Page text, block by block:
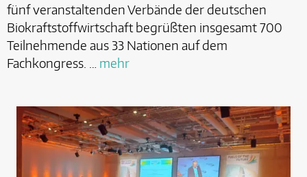
fünf veranstaltenden Verbände der deutschen
Biokraftstoffwirtschaft begrüßten insgesamt 700
Teilnehmende aus 33 Nationen auf dem
Fachkongress. … mehr